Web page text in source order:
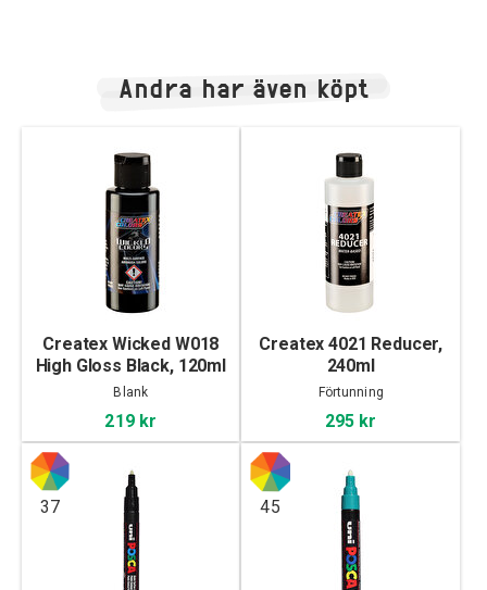
Andra har även köpt
Createx Wicked W018
High Gloss Black, 120ml
Blank
219 kr
Createx 4021 Reducer,
240ml
Förtunning
295 kr
37 45